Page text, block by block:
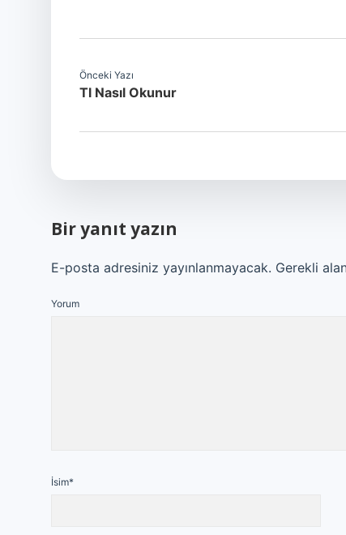
Önceki Yazı
Tl Nasıl Okunur
Bir yanıt yazın
E-posta adresiniz yayınlanmayacak. Gerekli
Yorum
İsim*